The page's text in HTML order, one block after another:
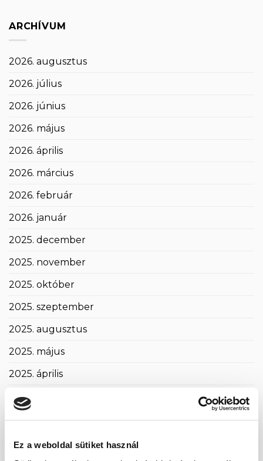
Ez a weboldal sütiket használ
ARCHÍVUM
2026. augusztus
2026. július
2026. június
2026. május
2026. április
2026. március
2026. február
2026. január
2025. december
2025. november
2025. október
2025. szeptember
2025. augusztus
2025. május
2025. április
2025. március
2025. február
2025. január